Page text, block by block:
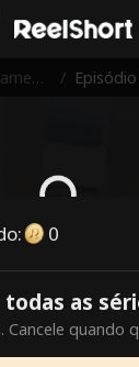
/
é pago.
assistir.
: 0
as
quando